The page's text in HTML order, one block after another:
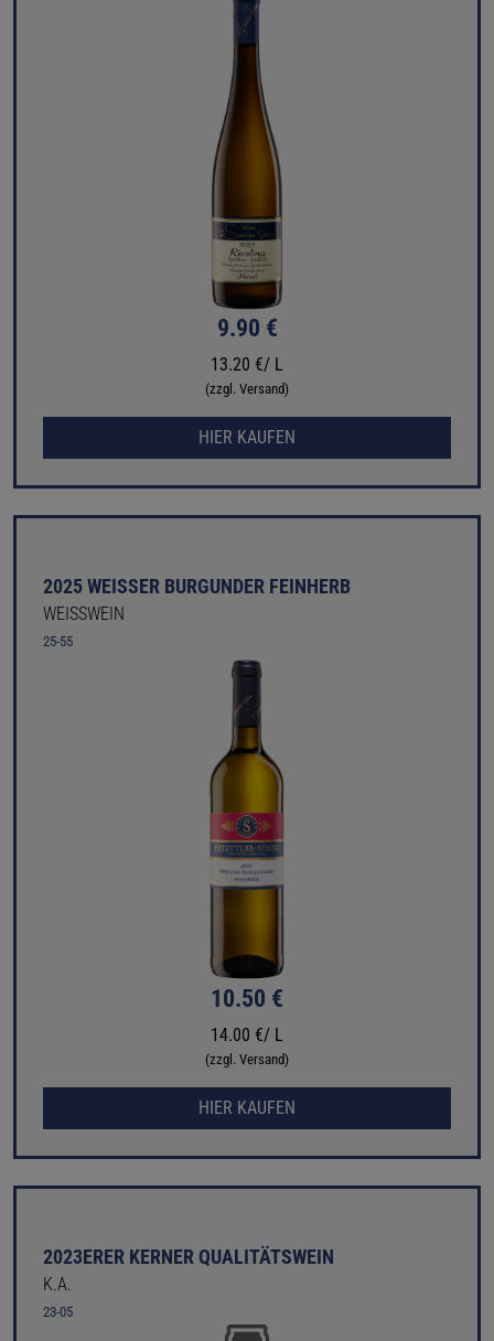
9.90 €
13.20 €/ L
(zzgl. Versand)
HIER KAUFEN
2025 WEISSER BURGUNDER FEINHERB
WEISSWEIN
25-55
10.50 €
14.00 €/ L
(zzgl. Versand)
HIER KAUFEN
2023ERER KERNER QUALITÄTSWEIN
K.A.
23-05